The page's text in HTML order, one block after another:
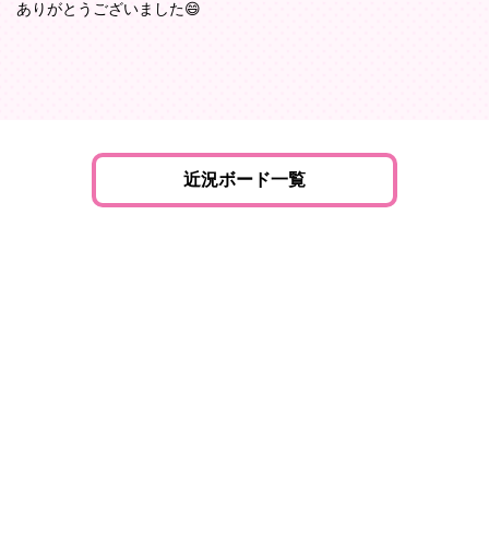
ありがとうございました😄
近況ボード一覧